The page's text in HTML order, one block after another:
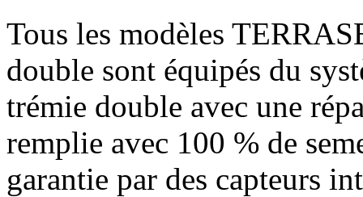
Tous les modèles
double sont équipés du
trémie double avec une
remplie avec 100 % de
garantie par des capteurs